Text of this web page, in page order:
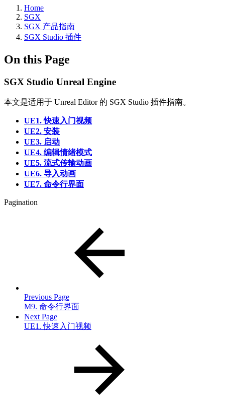
Home
SGX
SGX 产品指南
SGX Studio 插件
On this Page
SGX Studio Unreal Engine
本文是适用于 Unreal Editor 的 SGX Studio 插件指南。
UE1. 快速入门视频
UE2. 安装
UE3. 启动
UE4. 编辑情绪模式
UE5. 流式传输动画
UE6. 导入动画
UE7. 命令行界面
Pagination
Previous Page
M9. 命令行界面
Next Page
UE1. 快速入门视频